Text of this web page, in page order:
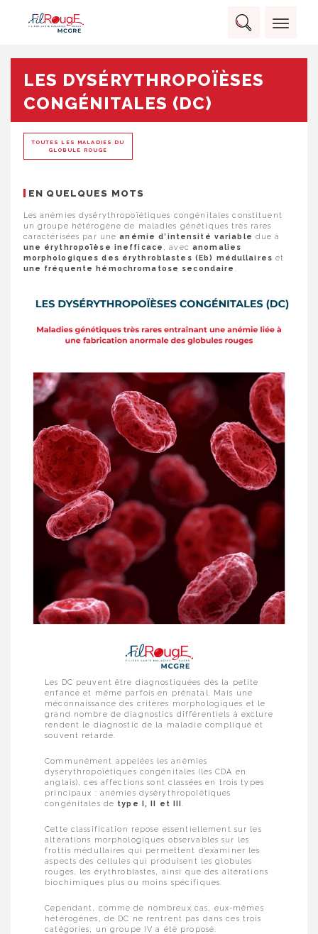
content
Rechercher :
RECHERCHER
LES DYSÉRYTHROPOÏÈSES
CONGÉNITALES (DC)
TOUTES LES MALADIES DU
GLOBULE ROUGE
EN QUELQUES MOTS
Les anémies dysérythropoïétiques congénitales constituent
un groupe hétérogène de maladies génétiques très rares
caractérisées par uneanémie d’intensité variable due à
une érythropoïèse inefficace
, avecanomalies
morphologiques des érythroblastes (Eb) médullaires et
une fréquente hémochromatose secondaire
Les DC peuvent être diagnostiquées dès la petite
enfance et même parfois en prénatal. Mais une
méconnaissance des critères morphologiques et le
grand nombre de diagnostics différentiels à exclure
rendent le diagnostic de la maladie compliqué et
souvent retardé.
Communément appelées les anémies
dysérythropoïétiques congénitales (les CDA en
anglais), ces affections sont classées en trois types
principaux : anémies dysérythropoïétiques
congénitales de type I, II et III
Cette classification repose essentiellement sur les
altérations morphologiques observables sur les
frottis médullaires qui permettent d’examiner les
aspects des cellules qui produisent les globules
rouges, les érythroblastes, ainsi que des altérations
biochimiques plus ou moins spécifiques.
Cependant, comme de nombreux cas, eux-mêmes
hétérogènes, de DC ne rentrent pas dans ces trois
catégories, un groupe IV a été proposé.